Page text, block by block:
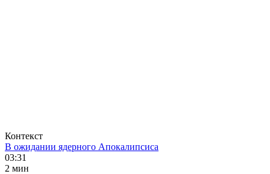
Контекст
В ожидании ядерного Апокалипсиса
03:31
2 мин